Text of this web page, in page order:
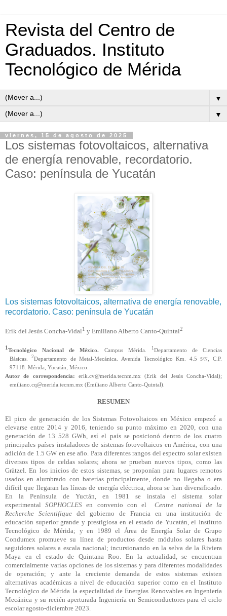
Revista del Centro de
Graduados. Instituto
Tecnológico de Mérida
▼
▼
viernes, 15 de agosto de 2025
Los sistemas fotovoltaicos, alternativa
de energía renovable, recordatorio.
Caso: península de Yucatán
Los sistemas fotovoltaicos, alternativa de energía renovable,
recordatorio. Caso: península de Yucatán
Erik del Jesús Concha-Vidal1 y Emiliano Alberto Canto-Quintal2
1 Tecnológico Nacional de México. Campus Mérida. 1Departamento de Ciencias
Básicas.2Departamento de Metal-Mecánica. Avenida Tecnológico Km. 4.5S/N, C.P.
97118. Mérida, Yucatán, México.
Autor de correspondencia: erik.cv@merida.tecnm.mx (Erik del Jesús Concha-Vidal);
emiliano.cq@merida.tecnm.mx (Emiliano Alberto Canto-Quintal).
RESUMEN
El pico de generación de los Sistemas Fotovoltaicos en México empezó́ a
elevarse entre 2014 y 2016, teniendo su punto máximo en 2020, con una
generación de 13 528 GWh, así el país se posicionó dentro de los cuatro
principales países instaladores de sistemas fotovoltaicos en América, con una
adición de 1.5 GW en ese año. Para diferentes rangos del espectro solar existen
diversos tipos de celdas solares; ahora se prueban nuevos tipos, como las
Grätzel. En los inicios de estos sistemas, se proponían para lugares remotos
usados en alumbrado con baterías principalmente, donde no llegaba o era
difícil que llegaran las líneas de energía eléctrica, ahora se han diversificado.
En la Península de Yuctán, en 1981 se instala el sistema solar
experimentalSOPHOCLES en convenio con elCentre national de la
Recherche Scientifique del gobierno de Francia en una institución de
educación superior grande y prestigiosa en el estado de Yucatán, el Instituto
Tecnológico de Mérida; y en 1989 el Área de Energía Solar de Grupo
Condumex promueve su línea de productos desde módulos solares hasta
seguidores solares a escala nacional; incursionando en la selva de la Riviera
Maya en el estado de Quintana Roo. En la actualidad, se encuentran
comercialmente varias opciones de los sistemas y para diferentes modalidades
de operación; y ante la creciente demanda de estos sistemas existen
alternativas académicas a nivel de educación superior como en el Instituto
Tecnológico de Mérida la especialidad de Energías Renovables en Ingeniería
Mecánica y su recién aperturada Ingeniería en Semiconductores para el ciclo
escolar agosto-diciembre 2023.